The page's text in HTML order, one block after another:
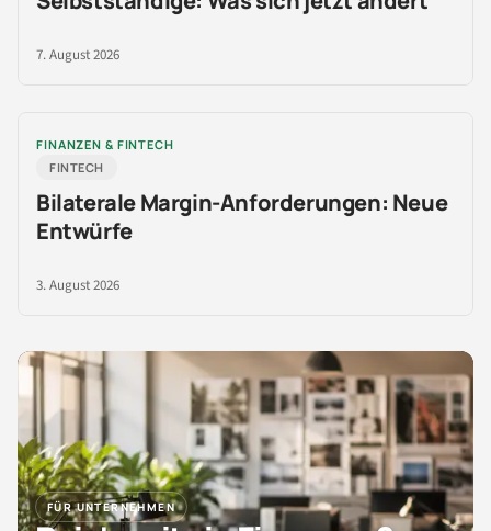
7. August 2026
FINANZEN & FINTECH
FINTECH
Bilaterale Margin-Anforderungen: Neue
Entwürfe
3. August 2026
FÜR UNTERNEHMEN